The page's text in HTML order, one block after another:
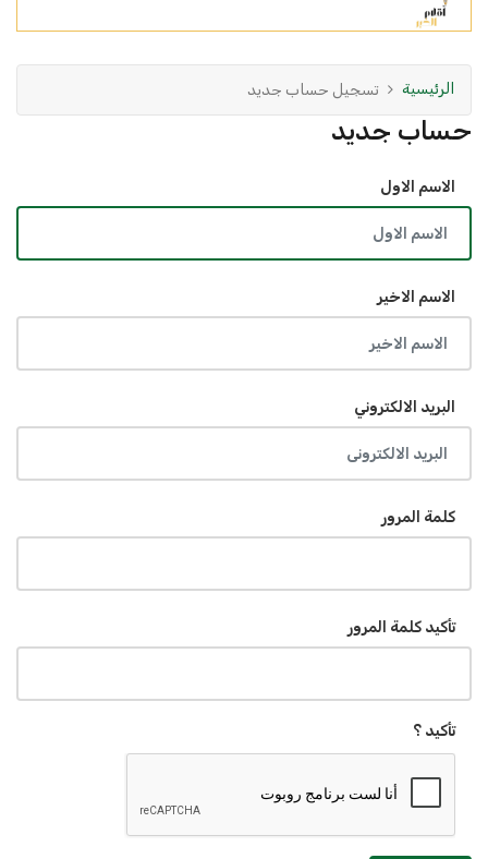
الرئيسية تسجيل حساب جديد
حساب جديد
الاسم الاول
الاسم الاخير
البريد الالكتروني
كلمة المرور
تأكيد كلمة المرور
تأكيد ؟